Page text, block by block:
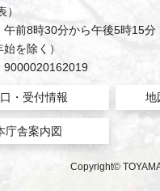
午前8時30分から午後5時15
を除く）
9000020162019
・受付情報 地
庁舎案内図
Copyright©